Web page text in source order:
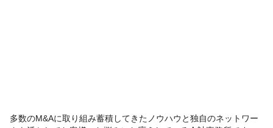
多数のM&Aに取り組み蓄積してきたノウハウと独自のネットワー